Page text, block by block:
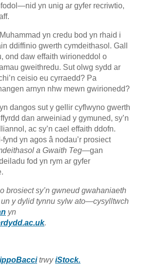
yn unig ar gyfer recriwtio,
yn credu bod yn rhaid i
ddiffinio gwerth cymdeithasol. Gall
ond daw effaith wirioneddol o
gweithredu. Sut olwg sydd ar
ceisio eu cyrraedd? Pa
arnyn nhw mewn gwirionedd?
dangos sut y gellir cyflwyno gwerth
dan arweiniad y gymuned, sy’n
ac sy’n cael effaith ddofn.
fynd yn agos â nodau’r prosiect
a Gwaith Teg—gan
fod yn rym ar gyfer
brosiect sy’n gwneud gwahaniaeth
y dylid tynnu sylw ato—cysylltwch
yn
.
trwyiStock.